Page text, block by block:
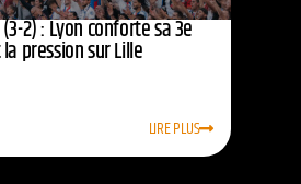
2) : Lyon conforte sa 3e
pression sur Lille
LIRE PLUS